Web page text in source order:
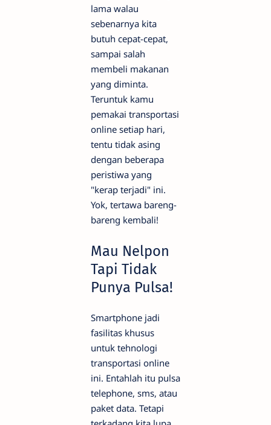
lama walau
sebenarnya kita
butuh cepat-cepat,
sampai salah
membeli makanan
yang diminta.
Teruntuk kamu
pemakai transportasi
online setiap hari,
tentu tidak asing
dengan beberapa
peristiwa yang
"kerap terjadi" ini.
Yok, tertawa bareng-
bareng kembali!
Mau Nelpon
Tapi Tidak
Punya Pulsa!
Smartphone jadi
fasilitas khusus
untuk tehnologi
transportasi online
ini. Entahlah itu pulsa
telephone, sms, atau
paket data. Tetapi